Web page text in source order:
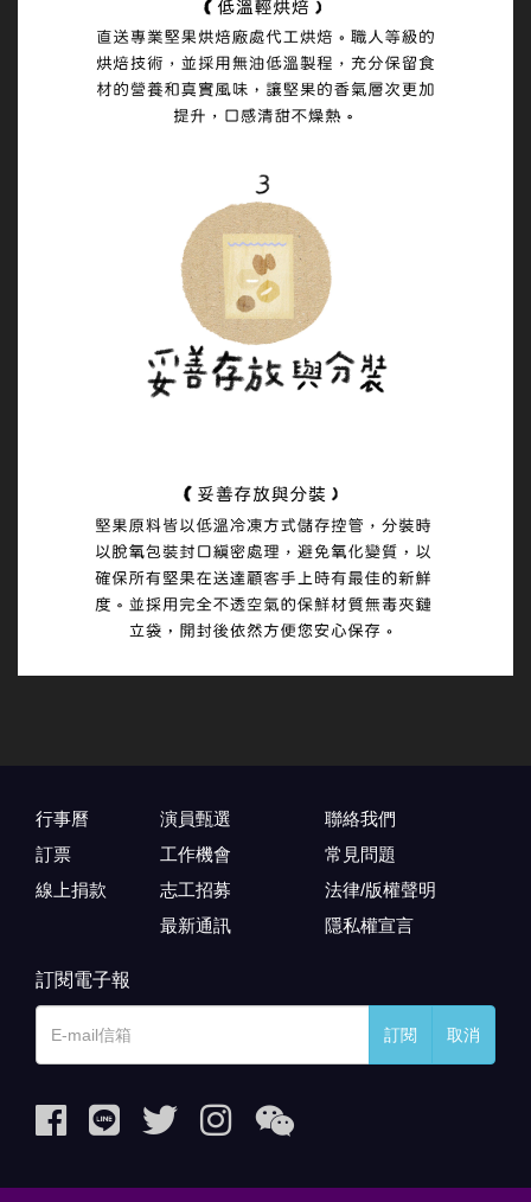
行事曆
訂票
線上捐款
演員甄選
工作機會
志工招募
最新通訊
聯絡我們
常見問題
法律/版權聲明
隱私權宣言
訂閱電子報
訂閱 取消